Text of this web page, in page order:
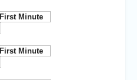
First Minute
First Minute